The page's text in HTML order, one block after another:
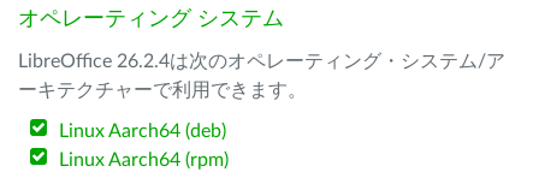
オペレーティング システム
LibreOffice 26.2.4は次のオペレーティング・システム/ア
ーキテクチャーで利用できます。
Linux Aarch64 (deb)
Linux Aarch64 (rpm)